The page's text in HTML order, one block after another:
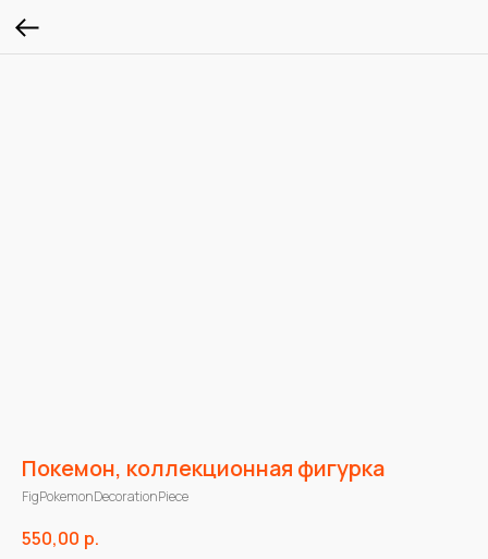
Покемон, коллекционная фигурка
FigPokemonDecorationPiece
550,00 р.